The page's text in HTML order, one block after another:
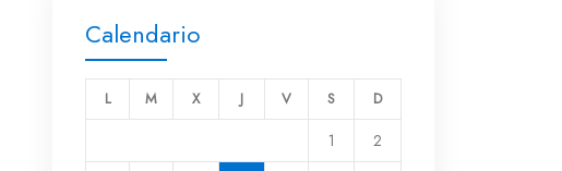
Calendario
L M X J V S D
1
2